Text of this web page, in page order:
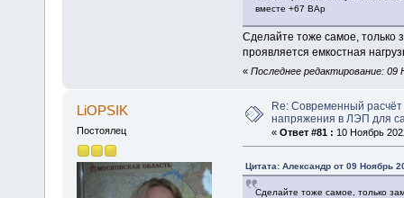
вместе +67 ВАр
Сделайте тоже самое, только
проявляется емкостная
« Последнее редактирование: 09
LiOPSIK
Постоялец
Re: Современный
напряжения в ЛЭП для
« Ответ #81 : 10 Ноябрь
Цитата: Алексaндр от 09 Ноябрь
Сделайте тоже самое, только